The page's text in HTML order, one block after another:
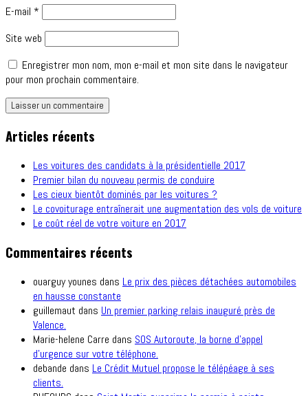
E-mail *
Site web
Enregistrer mon nom, mon e-mail et mon site dans le navigateur
pour mon prochain commentaire.
Articles récents
Les voitures des candidats à la présidentielle 2017
Premier bilan du nouveau permis de conduire
Les cieux bientôt dominés par les voitures ?
Le covoiturage entraînerait une augmentation des vols de voiture
Le coût réel de votre voiture en 2017
Commentaires récents
ouarguy younes dans Le prix des pièces détachées automobiles
en hausse constante
guillemaut dans Un premier parking relais inauguré près de
Valence.
Marie-helene Carre dans SOS Autoroute, la borne d’appel
d’urgence sur votre téléphone.
debande dans Le Crédit Mutuel propose le télépéage à ses
clients.